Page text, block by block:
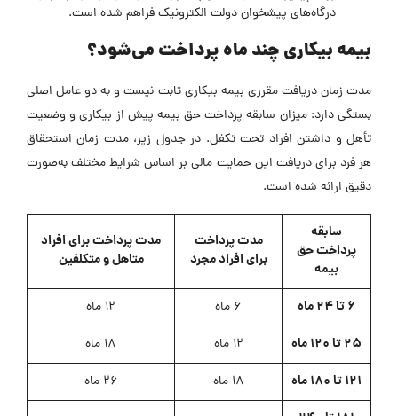
درگاه‌های پیشخوان دولت الکترونیک فراهم شده است.
بیمه بیکاری چند ماه پرداخت می‌شود؟
مدت زمان دریافت مقرری بیمه بیکاری ثابت نیست و به دو عامل اصلی
بستگی دارد: میزان سابقه پرداخت حق بیمه پیش از بیکاری و وضعیت
تأهل و داشتن افراد تحت تکفل. در جدول زیر، مدت زمان استحقاق
هر فرد برای دریافت این حمایت مالی بر اساس شرایط مختلف به‌صورت
دقیق ارائه شده است.
سابقه
پرداخت حق
بیمه
مدت پرداخت
برای افراد مجرد
مدت پرداخت برای افراد
متاهل و متکلفین
۶ تا ۲۴ ماه ۶ ماه ۱۲ ماه
۲۵ تا ۱۲۰ ماه ۱۲ ماه ۱۸ ماه
۱۲۱ تا ۱۸۰ ماه ۱۸ ماه ۲۶ ماه